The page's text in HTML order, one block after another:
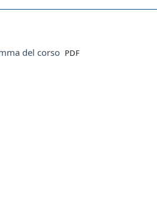
del corso File
PDF